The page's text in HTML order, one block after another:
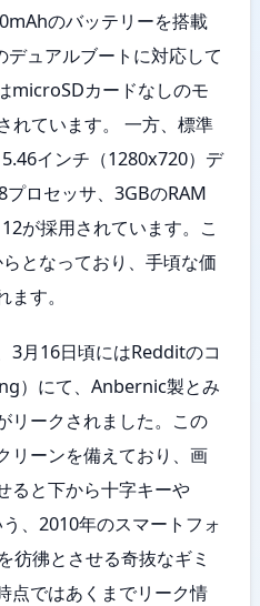
のバッテリーを搭載
ュアルブートに対応して
microSDカードなしのモ
れています。 一方、標準
インチ（1280x720）デ
ロセッサ、3GBのRAM
が採用されています。こ
となっており、手頃な価
す。
3月16日頃にはRedditのコ
）にて、Anbernic製とみ
リークされました。この
リーンを備えており、画
ると下から十字キーや
、2010年のスマートフォ
彿とさせる奇抜なギミ
点ではあくまでリーク情